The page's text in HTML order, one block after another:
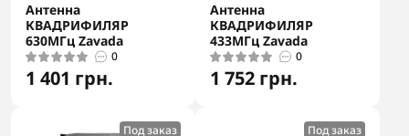
Антенна
КВАДРИФИЛЯР
630МГц Zavada
0
1 401 грн.
Антенна
КВАДРИФИЛЯР
433МГц Zavada
0
1 752 грн.
Под заказ Под заказ